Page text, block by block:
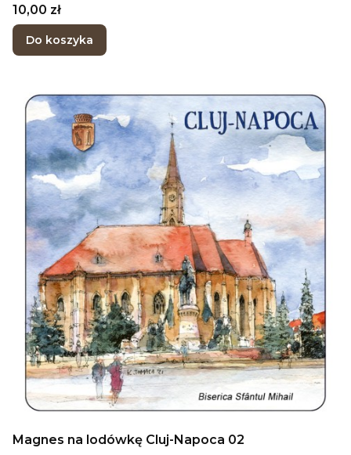
Cena
10,00 zł
Do koszyka
Magnes na lodówkę Cluj-Napoca 02